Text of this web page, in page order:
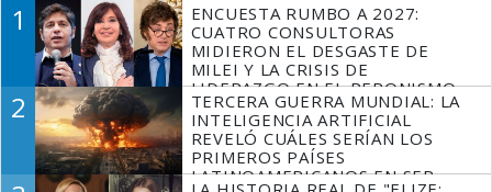
1
ENCUESTA RUMBO A 2027:
CUATRO CONSULTORAS
MIDIERON EL DESGASTE DE
MILEI Y LA CRISIS DE
LIDERAZGO EN EL PERONISMO
2
TERCERA GUERRA MUNDIAL: LA
INTELIGENCIA ARTIFICIAL
REVELÓ CUÁLES SERÍAN LOS
PRIMEROS PAÍSES
LATINOAMERICANOS EN SER